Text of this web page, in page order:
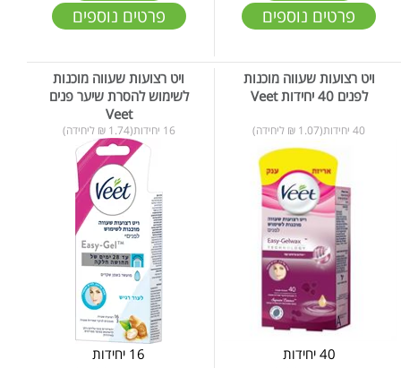
פרטים נוספים פרטים נוספים
ויט רצועות שעווה מוכנות
לפנים 40 יחידות Veet
40 יחידות(1.07 ₪ ליחידה)
40 יחידות
ויט רצועות שעווה מוכנות
לשימוש להסרת שיער פנים
Veet
16 יחידות(1.74 ₪ ליחידה)
16 יחידות